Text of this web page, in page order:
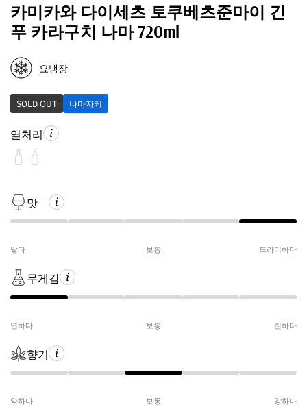
카미카와 다이세츠 토쿠베츠준마이 긴
푸 카라구치 나마 720ml
요냉장
SOLD OUT 나마자케
열처리
맛
달다 보통 드라이하다
무게감
연하다 보통 진하다
향기
약하다 보통 강하다